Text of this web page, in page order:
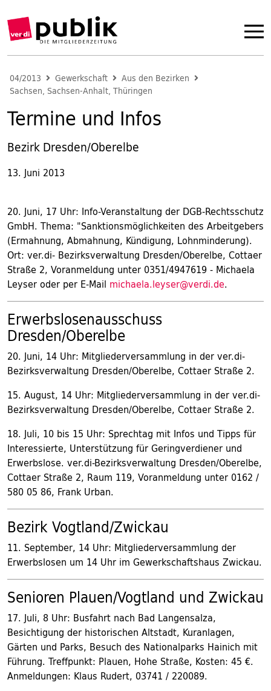
04/2013 Gewerkschaft
Aus den Bezirken
Sachsen, Sachsen-Anhalt, Thüringen
Termine und Infos
Bezirk Dresden/Oberelbe
13. Juni 2013
20. Juni, 17 Uhr: Info-Veranstaltung der DGB-Rechtsschutz
GmbH. Thema: "Sanktionsmöglichkeiten des Arbeitgebers
(Ermahnung, Abmahnung, Kündigung, Lohnminderung).
Ort: ver.di- Bezirksverwaltung Dresden/Oberelbe, Cottaer
Straße 2, Voranmeldung unter 0351/4947619 - Michaela
Leyser oder per E-Mail michaela.leyser@verdi.de.
Erwerbslosenausschuss
Dresden/Oberelbe
20. Juni, 14 Uhr: Mitgliederversammlung in der ver.di-
Bezirksverwaltung Dresden/Oberelbe, Cottaer Straße 2.
15. August, 14 Uhr: Mitgliederversammlung in der ver.di-
Bezirksverwaltung Dresden/Oberelbe, Cottaer Straße 2.
18. Juli, 10 bis 15 Uhr: Sprechtag mit Infos und Tipps für
Interessierte, Unterstützung für Geringverdiener und
Erwerbslose. ver.di-Bezirksverwaltung Dresden/Oberelbe,
Cottaer Straße 2, Raum 119, Voranmeldung unter 0162 /
580 05 86, Frank Urban.
Bezirk Vogtland/Zwickau
11. September, 14 Uhr: Mitgliederversammlung der
Erwerbslosen um 14 Uhr im Gewerkschaftshaus Zwickau.
Senioren Plauen/Vogtland und Zwickau
17. Juli, 8 Uhr: Busfahrt nach Bad Langensalza,
Besichtigung der historischen Altstadt, Kuranlagen,
Gärten und Parks, Besuch des Nationalparks Hainich mit
Führung. Treffpunkt: Plauen, Hohe Straße, Kosten: 45 €.
Anmeldungen: Klaus Rudert, 03741 / 220089.